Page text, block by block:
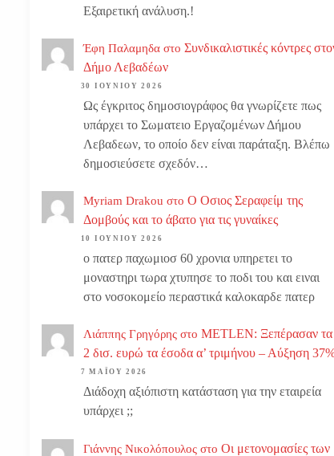
Εξαιρετική ανάλυση.!
Έφη Παλαμηδα στο Συνδικαλιστικές κόντρες
Δήμο Λεβαδέων
30 ΙΟΥΝΊΟΥ 2026
Ως έγκριτος δημοσιογράφος θα γνωρίζετε πως
υπάρχει το Σωματειο Εργαζομένων Δήμου
Λεβαδεων, το οποίο δεν είναι παράταξη. Βλέπω
δημοσιεύσετε σχεδόν…
Myriam Drakou στο Ο Οσιος Σεραφείμ της
Δομβούς και το άβατο για τις γυναίκες
10 ΙΟΥΝΊΟΥ 2026
ο πατερ παχωμιοσ 60 χρονια υπηρετει το
μοναστηρι τωρα χτυπησε το ποδι του και ειναι
στο νοσοκομείο περαστικά καλοκαρδε πατερ
Λιάππης Γρηγόρης στο METLEN: Ξεπέρασαν τα
2 δισ. ευρώ τα έσοδα α’ τριμήνου – Αύξηση
7 ΜΑΪ́ΟΥ 2026
Διάδοχη αξιόπιστη κατάσταση για την εταιρεία
υπάρχει ;;
Γιάννης Νικολόπουλος στο Οι μετονομασίες των